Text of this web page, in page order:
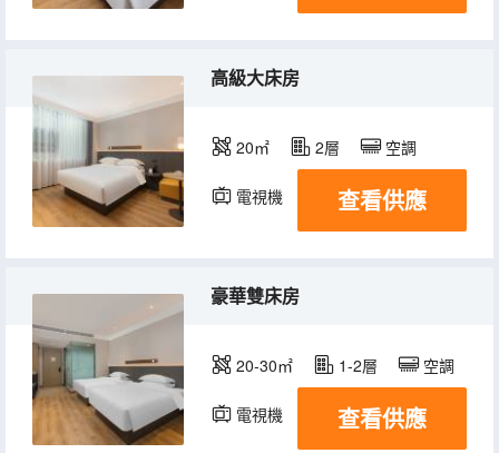
高級大床房
20㎡ 2層 空調
電視機 查看供應
豪華雙床房
20-30㎡ 1-2層 空調
電視機 查看供應